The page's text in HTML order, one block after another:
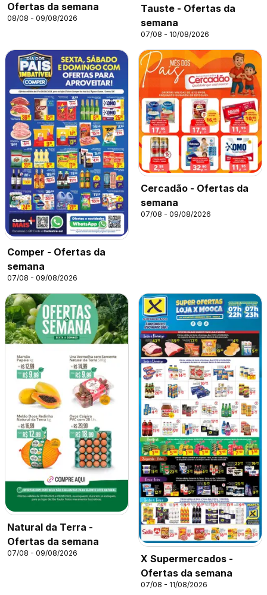
Ofertas da semana
08/08 - 09/08/2026
Tauste - Ofertas da
semana
07/08 - 10/08/2026
Comper - Ofertas da
semana
07/08 - 09/08/2026
Cercadão - Ofertas da
semana
07/08 - 09/08/2026
Natural da Terra -
Ofertas da semana
07/08 - 09/08/2026
X Supermercados -
Ofertas da semana
07/08 - 11/08/2026